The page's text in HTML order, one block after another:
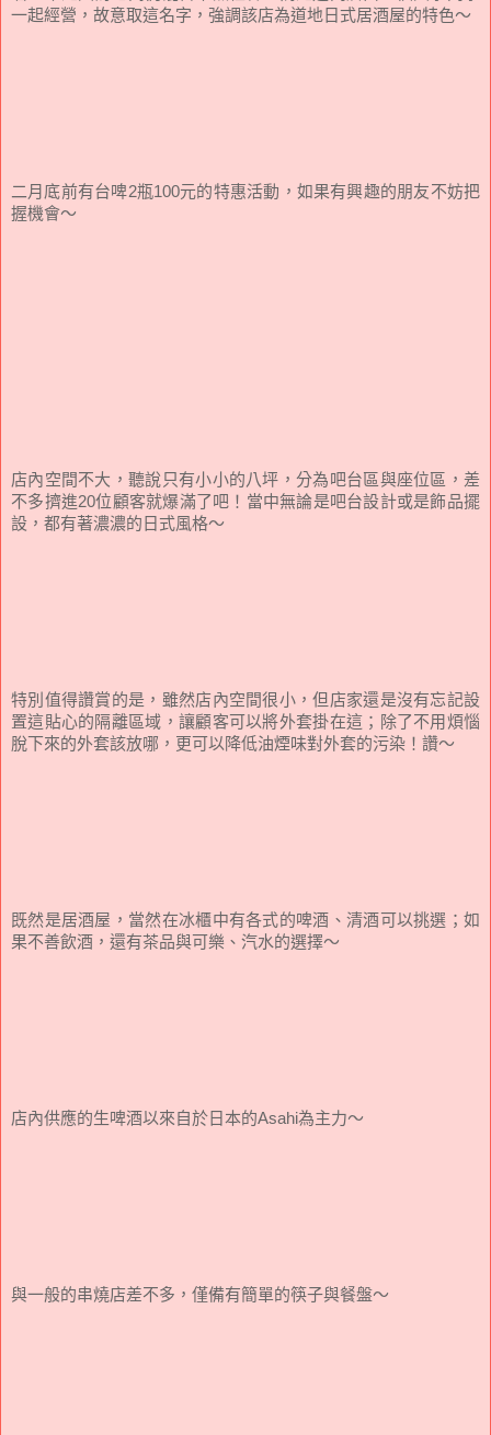
一起經營，故意取這名字，強調該店為道地日式居酒屋的特色～
二月底前有台啤2瓶100元的特惠活動，如果有興趣的朋友不妨把
握機會～
店內空間不大，聽說只有小小的八坪，分為吧台區與座位區，差
不多擠進20位顧客就爆滿了吧！當中無論是吧台設計或是飾品擺
設，都有著濃濃的日式風格～
特別值得讚賞的是，雖然店內空間很小，但店家還是沒有忘記設
置這貼心的隔離區域，讓顧客可以將外套掛在這；除了不用煩惱
脫下來的外套該放哪，更可以降低油煙味對外套的污染！讚～
既然是居酒屋，當然在冰櫃中有各式的啤酒、清酒可以挑選；如
果不善飲酒，還有茶品與可樂、汽水的選擇～
店內供應的生啤酒以來自於日本的Asahi為主力～
與一般的串燒店差不多，僅備有簡單的筷子與餐盤～